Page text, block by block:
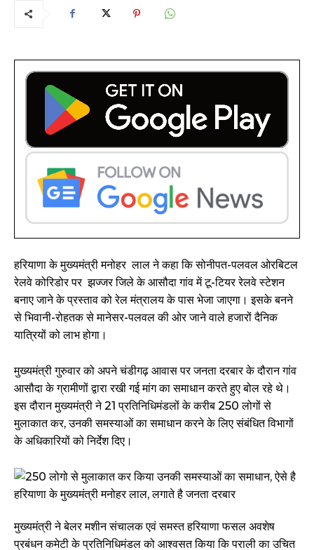
हरियाणा के मुख्यमंत्री मनोहर लाल ने कहा कि सोनीपत-पलवल ओरबिटल
रेलवे कोरिडोर पर झज्जर जिले के आसौदा गांव में टू-टियर रेलवे स्टेशन
बनाए जाने के प्रस्ताव को रेल मंत्रालय के पास भेजा जाएगा। इसके बनने
से भिवानी-रोहतक से मानेसर-पलवल की ओर जाने वाले हजारों दैनिक
यात्रियों को लाभ होगा।
मुख्यमंत्री गुरुवार को अपने चंडीगढ़ आवास पर जनता दरबार के दौरान गांव
आसौदा के ग्रामीणों द्वारा रखी गई मांग का समाधान करते हुए बोल रहे थे।
इस दौरान मुख्यमंत्री ने 21 प्रतिनिधिमंडलों के करीब 250 लोगों से
मुलाकात कर, उनकी समस्याओं का समाधान करने के लिए संबंधित विभागों
के अधिकारियों को निर्देश दिए।
मुख्यमंत्री ने बेलर मशीन संचालक एवं समस्त हरियाणा फसल अवशेष
प्रबंधन कमेटी के प्रतिनिधिमंडल को आश्वसत किया कि पराली का उचित